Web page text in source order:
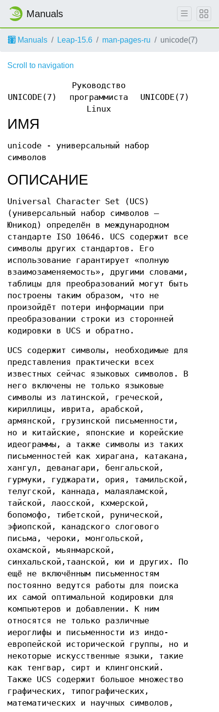
Manuals
Manuals Leap-15.6 man-pages-ru unicode(7)
Scroll to navigation
UNICODE(7)
Руководство
программиста
Linux
UNICODE(7)
ИМЯ
unicode - универсальный набор
символов
ОПИСАНИЕ
Universal Character Set (UCS)
(универсальный набор символов —
Юникод) определён в международном
стандарте ISO 10646. UCS содержит все
символы других стандартов. Его
использование гарантирует «полную
взаимозаменяемость», другими словами,
таблицы для преобразований могут быть
построены таким образом, что не
произойдёт потери информации при
преобразовании строки из сторонней
кодировки в UCS и обратно.
UCS содержит символы, необходимые для
представления практически всех
известных сейчас языковых символов. В
него включены не только языковые
символы из латинской, греческой,
кириллицы, иврита, арабской,
армянской, грузинской письменности,
но и китайские, японские и корейские
идеограммы, а также символы из таких
письменностей как хирагана, катакана,
хангул, деванагари, бенгальской,
гурмуки, гуджарати, ория, тамильской,
телугской, каннада, малаяламской,
тайской, лаосской, кхмерской,
бопомофо, тибетской, рунической,
эфиопской, канадского слогового
письма, чероки, монгольской,
охамской, мьянмарской,
синхальской,таанской, юи и других. По
ещё не включённым письменностям
постоянно ведутся работы для поиска
их самой оптимальной кодировки для
компьютеров и добавлении. К ним
относятся не только различные
иероглифы и письменности из индо-
европейской исторической группы, но и
некоторые искусственные языки, такие
как тенгвар, сирт и клингонский.
Также UCS содержит большое множество
графических, типографических,
математических и научных символов,